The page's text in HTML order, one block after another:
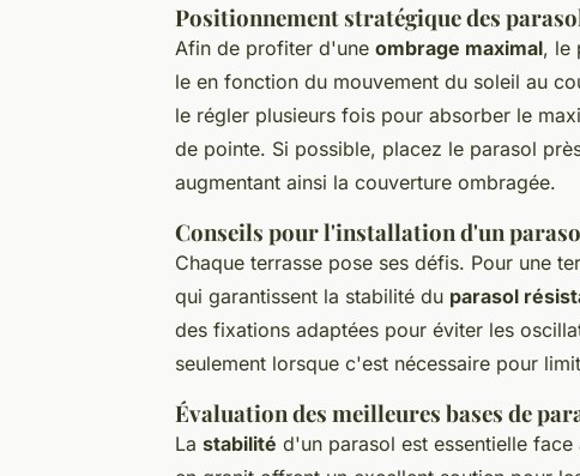
Positionnement stratégique des
Afin de profiter d'une ombrage maximal, le
le en fonction du mouvement du soleil au
le régler plusieurs fois pour absorber le
de pointe. Si possible, placez le parasol
augmentant ainsi la couverture ombragée.
Conseils pour l'installation d'un
Chaque terrasse pose ses défis. Pour une
qui garantissent la stabilité du parasol
des fixations adaptées pour éviter les
seulement lorsque c'est nécessaire pour
Évaluation des meilleures bases de
La stabilité d'un parasol est essentielle